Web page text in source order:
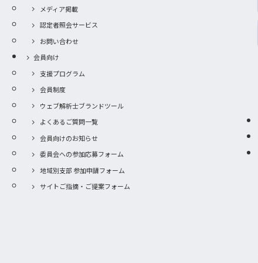
メディア掲載
認定者照会サービス
お問い合わせ
会員向け
支援プログラム
会員制度
ウェブ解析士ブランドツール
よくあるご質問一覧
会員向けのお知らせ
委員会への参加応募フォーム
地域別支部 参加申請フォーム
サイトご指摘・ご提案フォーム